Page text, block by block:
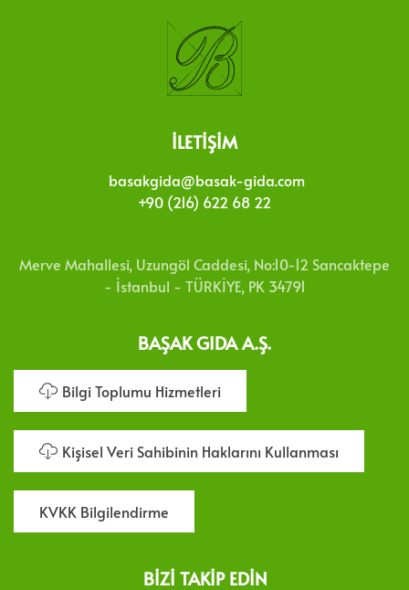
BAŞAK GIDA A.Ş.
Bilgi Toplumu Hizmetleri
Kişisel Veri Sahibinin Haklarını Kullanması
KVKK Bilgilendirme
İLETIŞIM
basakgida@basak-gida.com
+90 (216) 622 68 22
Merve Mahallesi, Uzungöl Caddesi, No:10-12 Sancaktepe
- İstanbul - TÜRKİYE, PK 34791
BIZI TAKIP EDIN